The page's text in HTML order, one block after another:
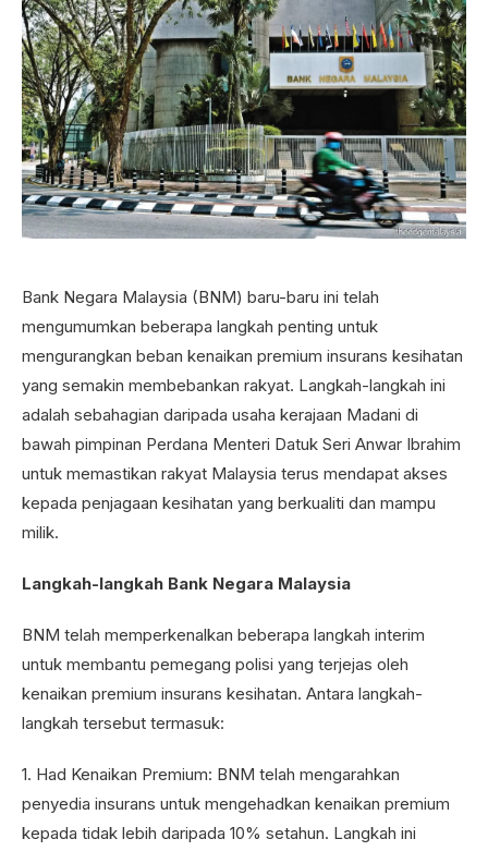
Bank Negara Malaysia (BNM) baru-baru ini telah
mengumumkan beberapa langkah penting untuk
mengurangkan beban kenaikan premium insurans kesihatan
yang semakin membebankan rakyat. Langkah-langkah ini
adalah sebahagian daripada usaha kerajaan Madani di
bawah pimpinan Perdana Menteri Datuk Seri Anwar Ibrahim
untuk memastikan rakyat Malaysia terus mendapat akses
kepada penjagaan kesihatan yang berkualiti dan mampu
milik.
Langkah-langkah Bank Negara Malaysia
BNM telah memperkenalkan beberapa langkah interim
untuk membantu pemegang polisi yang terjejas oleh
kenaikan premium insurans kesihatan. Antara langkah-
langkah tersebut termasuk:
1. Had Kenaikan Premium: BNM telah mengarahkan
penyedia insurans untuk mengehadkan kenaikan premium
kepada tidak lebih daripada 10% setahun. Langkah ini